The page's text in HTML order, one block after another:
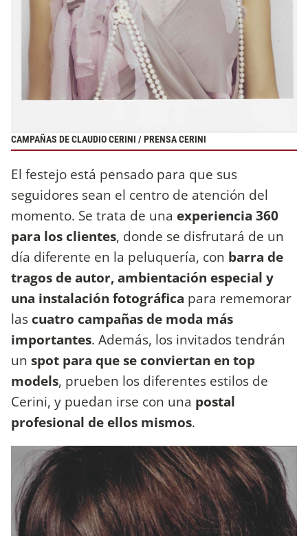
CAMPAÑAS DE CLAUDIO CERINI / PRENSA CERINI
El festejo está pensado para que sus
seguidores sean el centro de atención del
momento. Se trata de una experiencia 360
para los clientes, donde se disfrutará de un
día diferente en la peluquería, con barra de
tragos de autor, ambientación especial y
una instalación fotográfica para rememorar
las cuatro campañas de moda más
importantes. Además, los invitados tendrán
un spot para que se conviertan en top
models, prueben los diferentes estilos de
Cerini, y puedan irse con una postal
profesional de ellos mismos.